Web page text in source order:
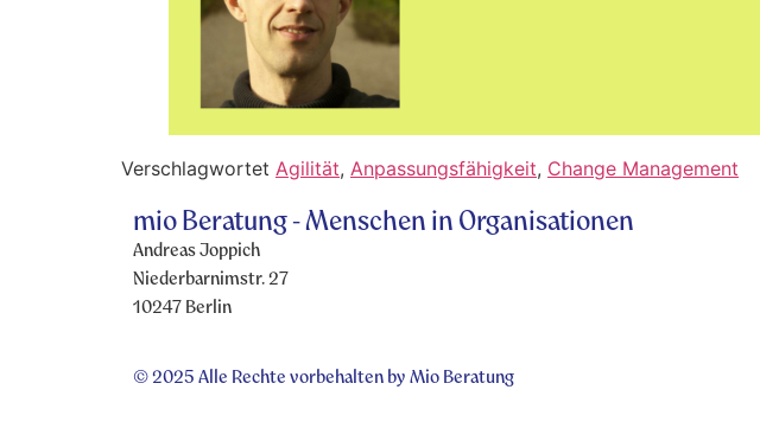
Verschlagwortet Agilität, Anpassungsfähigkeit, Change Management
mio Beratung - Menschen in Organisationen
Andreas Joppich
Niederbarnimstr. 27
10247 Berlin
© 2025 Alle Rechte vorbehalten by Mio Beratung